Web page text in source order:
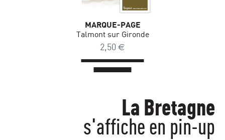
MARQUE-PAGE
Talmont sur Gironde
2,50 €
La Bretagne
s'afficheen pin-up